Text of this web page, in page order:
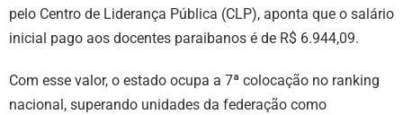
pelo Centro de Liderança Pública (CLP), aponta que o salário
inicial pago aos docentes paraibanos é de R$ 6.944,09.
Com esse valor, o estado ocupa a 7ª colocação no ranking
nacional, superando unidades da federação como